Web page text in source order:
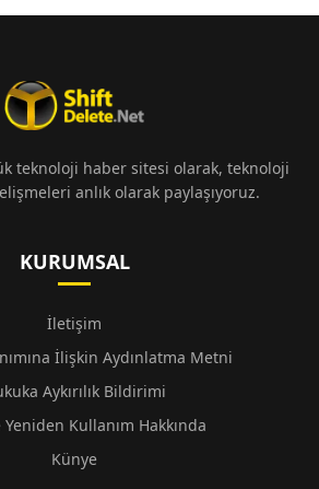
teknoloji haber sitesi olarak, teknoloji
anlık olarak paylaşıyoruz.
KURUMSAL
İletişim
İlişkin Aydınlatma Metni
Aykırılık Bildirimi
Yeniden Kullanım Hakkında
Künye